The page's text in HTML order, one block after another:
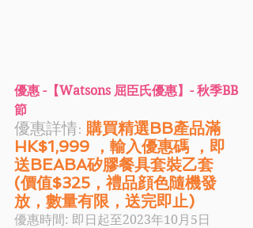
優惠 -【Watsons 屈臣氏優惠】- 秋季BB
節
優惠詳情: 購買精選BB產品滿
HK$1,999 ，輸入優惠碼 ，即
送BEABA矽膠餐具套裝乙套
(價值$325，禮品顔色隨機發
放，數量有限，送完即止)
優惠時間: 即日起至2023年10月5日